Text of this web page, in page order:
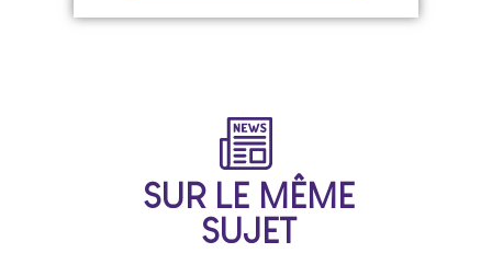
SUR LE MÊME
SUJET